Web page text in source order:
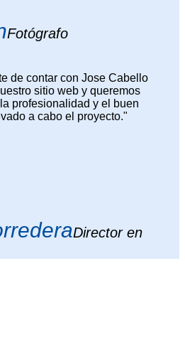
Fotógrafo
de contar con Jose Cabello
sitio web y queremos
profesionalidad y el buen
a cabo el proyecto."
Director en